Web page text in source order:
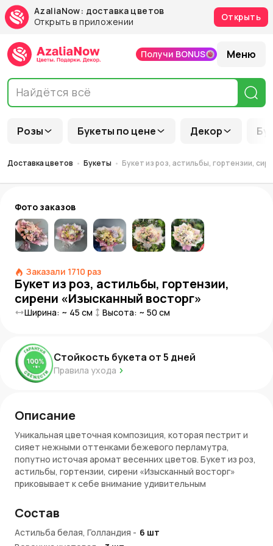
AzaliaNow: доставка цветов
Открыть в приложении
Открыть
Розы Букеты по цене Декор
Получи BONUS Меню
Доставка цветов Букеты Букет из роз, астильбы, гортензии,
Фото заказов
Заказали 1710 раз
Букет из роз, астильбы, гортензии,
сирени «Изысканный восторг»
Ширина: ~ 45 см Высота: ~ 50 см
Стойкость букета от5 дней
Правила ухода
Описание
Уникальная цветочная композиция, которая пестрит и
сияет нежными оттенками бежевого перламутра,
попутно источая аромат весенних цветов. Букет из роз,
астильбы, гортензии, сирени «Изысканный восторг»
приковывает к себе внимание удивительным
Внимание!
заменены на маттиолу или гортензию без
дополнительного согласования с покупателем.
Состав
Астильба белая, Голландия - 6 шт